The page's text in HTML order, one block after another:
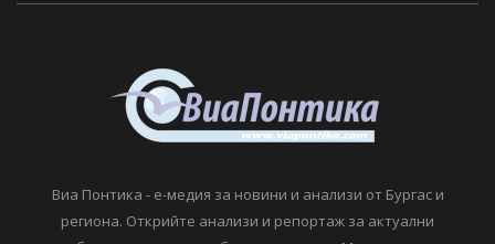
Виа Понтика - е-медия за новини и анализи от Бургас и
региона. Открийте анализи и репортаж за актуални